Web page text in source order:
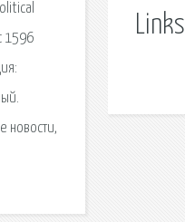
1596
новости,
Links